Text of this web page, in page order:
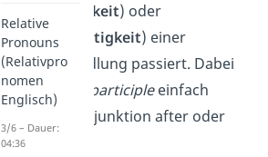
Vorzeitigkeit) oder
nach(Nachzeitigkeit) einer
weiteren Handlung passiert. Dabei
stellst du das
participleeinfach
die Konjunktion after oder
before:
Relative
Pronouns
(Relativpro
nomen
Englisch)
3/6 – Dauer:
04:36